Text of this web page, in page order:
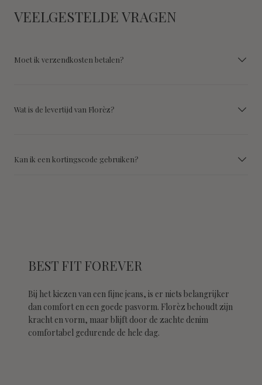
VEELGESTELDE VRAGEN
Moet ik verzendkosten betalen?
Wat is de levertijd van Florèz?
Kan ik een kortingscode gebruiken?
BEST FIT FOREVER
Bij het kiezen van een fijne jeans, is er niets belangrijker
dan comfort en een goede pasvorm. Florèz behoudt zijn
kracht en vorm, maar blijft door de zachte denim
comfortabel gedurende de hele dag.